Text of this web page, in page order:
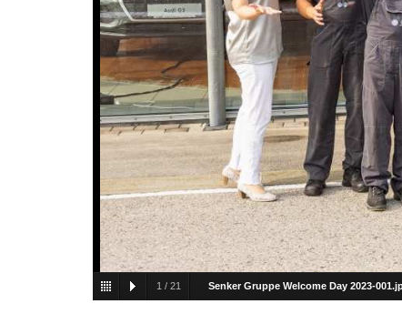
1 / 21 Senker Gruppe Welcome Day 2023-